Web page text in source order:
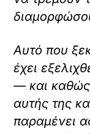
Αυτό που
έχει
— και
αυτής της
παραμένει